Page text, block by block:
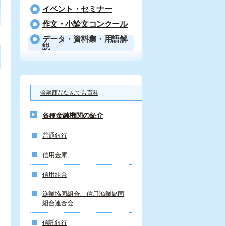
イベント・セミナー
作文・小論文コンクール
データ・資料集・用語解
説
金融商品なんでも百科
各種金融機関の紹介
普通銀行
信用金庫
信用組合
漁業協同組合、信用漁業協同
組合連合会
信託銀行